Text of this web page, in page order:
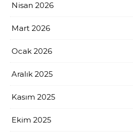
Nisan 2026
Mart 2026
Ocak 2026
Aralık 2025
Kasım 2025
Ekim 2025